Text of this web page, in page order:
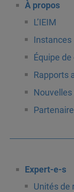
À propos
L’IEIM
Instances
Équipe
Rapports
Expert-e-s
Unités de